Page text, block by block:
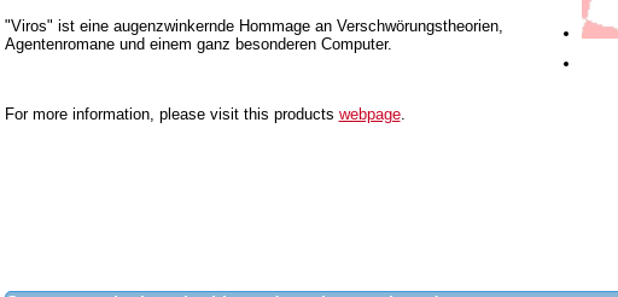
"Viros" ist eine augenzwinkernde Hommage an Verschwörungstheorien,
Agentenromane und einem ganz besonderen Computer.
For more information, please visit this products webpage.